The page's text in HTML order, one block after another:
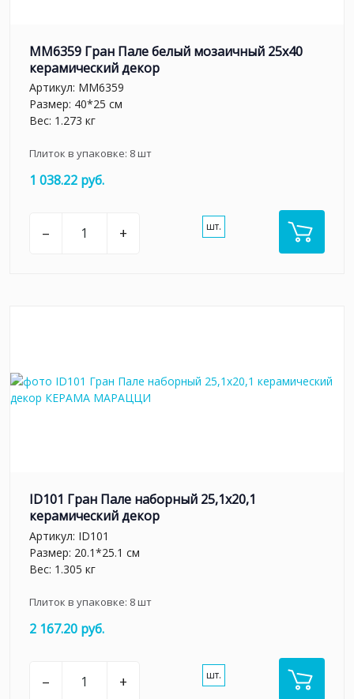
MM6359 Гран Пале белый мозаичный 25x40
керамический декор
Артикул: MM6359
Размер: 40*25 см
Вес: 1.273 кг
Плиток в упаковке: 8шт
1 038.22 руб.
– + шт.
ID101 Гран Пале наборный 25,1x20,1
керамический декор
Артикул: ID101
Размер: 20.1*25.1 см
Вес: 1.305 кг
Плиток в упаковке: 8шт
2 167.20 руб.
– + шт.